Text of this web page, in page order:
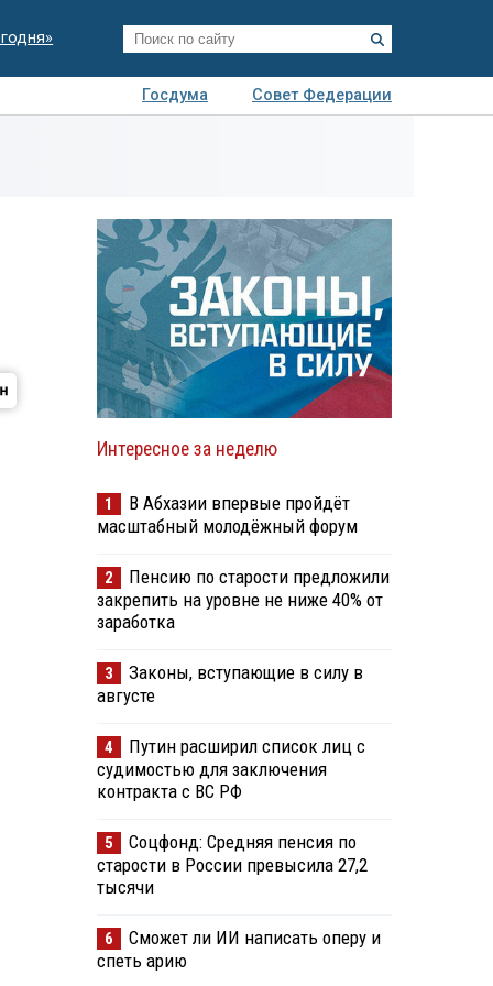
Госдума
Совет Федерации
Интересное за неделю
1
В Абхазии впервые пройдёт
масштабный молодёжный форум
2
Пенсию по старости предложили
закрепить на уровне не ниже 40% от
заработка
3
Законы, вступающие в силу в
августе
4
Путин расширил список лиц с
судимостью для заключения
контракта с ВС РФ
5
Соцфонд: Средняя пенсия по
старости в России превысила 27,2
тысячи
6
Сможет ли ИИ написать оперу и
спеть арию